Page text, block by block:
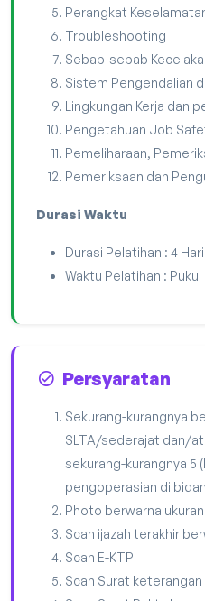
Perangkat
Troubleshooting
Sebab-sebab
Sistem Pengendalian
Lingkungan Kerja dan
Pengetahuan Job
Pemeliharaan,
Pemeriksaan dan
Durasi Waktu
Durasi Pelatihan : 4 Hari
Waktu Pelatihan : Pukul
Persyaratan
Sekurang-kurangnya
SLTA/sederajat dan/
sekurang-kurangnya 5
pengoperasian di
Photo berwarna
Scan ijazah terakhir
Scan E-KTP
Scan Surat keterangan